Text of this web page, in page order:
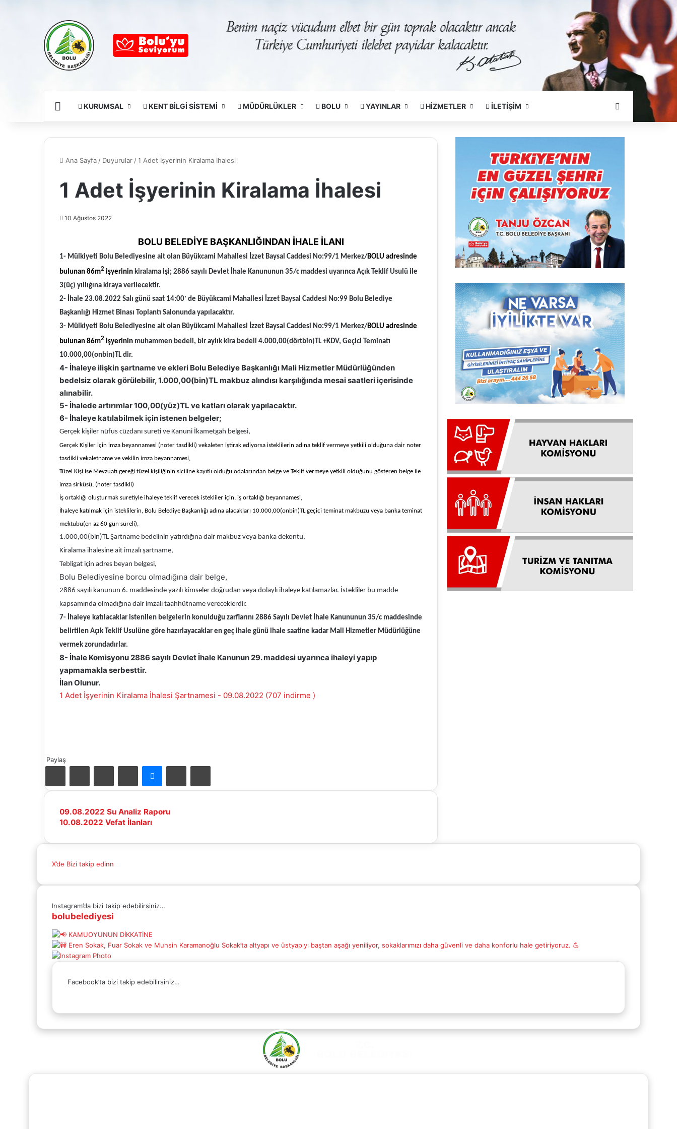
Ana SayfaKURUMSAL KENT BİLGİ SİSTEMİ MÜDÜRLÜKLER BOLU YAYINLAR HİZMETLER İLETİŞİM Arama Yapın
Ana Sayfa / Duyurular /1 Adet İşyerinin Kiralama İhalesi
1 Adet İşyerinin Kiralama İhalesi
10 Ağustos 2022
BOLU BELEDİYE BAŞKANLIĞINDAN İHALE İLANI
1- Mülkiyeti Bolu Belediyesine ait olan Büyükcami Mahallesi İzzet Baysal Caddesi No:99/1 Merkez/BOLU adresinde
bulunan 86m2 işyerinin kiralama işi; 2886 sayılı Devlet İhale Kanununun 35/c maddesi uyarınca Açık Teklif Usulü ile
3(üç) yıllığına kiraya verilecektir.
2- İhale 23.08.2022 Salı günü saat 14:00′ de Büyükcami Mahallesi İzzet Baysal Caddesi No:99 Bolu Belediye
Başkanlığı Hizmet Binası Toplantı Salonunda yapılacaktır.
3- Mülkiyeti Bolu Belediyesine ait olan Büyükcami Mahallesi İzzet Baysal Caddesi No:99/1 Merkez/BOLU adresinde
bulunan 86m2 işyerinin muhammen bedeli, bir aylık kira bedeli 4.000,00(dörtbin)TL +KDV, Geçici Teminatı
10.000,00(onbin)TL dir.
4- İhaleye ilişkin şartname ve ekleri Bolu Belediye Başkanlığı Mali Hizmetler Müdürlüğünden
bedelsiz olarak görülebilir, 1.000,00(bin)TL makbuz alındısı karşılığında mesai saatleri içerisinde
alınabilir.
5- İhalede artırımlar 100,00(yüz)TL ve katları olarak yapılacaktır.
6- İhaleye katılabilmek için istenen belgeler;
Gerçek kişiler nüfus cüzdanı sureti ve Kanuni İkametgah belgesi,
Gerçek Kişiler için imza beyannamesi (noter tasdikli) vekaleten iştirak ediyorsa isteklilerin adına teklif vermeye yetkili olduğuna dair noter
tasdikli vekaletname ve vekilin imza beyannamesi,
Tüzel Kişi ise Mevzuatı gereği tüzel kişiliğinin siciline kayıtlı olduğu odalarından belge ve Teklif vermeye yetkili olduğunu gösteren belge ile
imza sirküsü, (noter tasdikli)
İş ortaklığı oluşturmak suretiyle ihaleye teklif verecek istekliler için, iş ortaklığı beyannamesi,
İhaleye katılmak için isteklilerin, Bolu Belediye Başkanlığı adına alacakları 10.000,00(onbin)TL geçici teminat makbuzu veya banka teminat
mektubu(en az 60 gün süreli),
1.000,00(bin)TL Şartname bedelinin yatırdığına dair makbuz veya banka dekontu,
Kiralama ihalesine ait imzalı şartname,
Tebligat için adres beyan belgesi,
Bolu Belediyesine borcu olmadığına dair belge,
2886 sayılı kanunun 6. maddesinde yazılı kimseler doğrudan veya dolaylı ihaleye katılamazlar. İstekliler bu madde
kapsamında olmadığına dair imzalı taahhütname vereceklerdir.
7- İhaleye katılacaklar istenilen belgelerin konulduğu zarflarını 2886 Sayılı Devlet İhale Kanununun 35/c maddesinde
belirtilen Açık Teklif Usulüne göre hazırlayacaklar en geç ihale günü ihale saatine kadar Mali Hizmetler Müdürlüğüne
vermek zorundadırlar.
8- İhale Komisyonu 2886 sayılı Devlet İhale Kanunun 29. maddesi uyarınca ihaleyi yapıp
yapmamakla serbesttir.
İlan Olunur.
1 Adet İşyerinin Kiralama İhalesi Şartnamesi - 09.08.2022 (707 indirme )
Paylaş
ile
09.08.2022
Su
Raporu
09.08.2022 Su Analiz Raporu
10.08.2022
İlanları
10.08.2022 Vefat İlanları
X’de Bizi takip edinn
Instagram’da bizi takip edebilirsiniz…
bolubelediyesi
Facebook’ta bizi takip edebilirsiniz…